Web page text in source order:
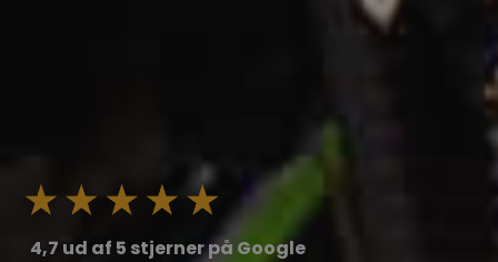
4,7 ud af 5 stjerner på Google